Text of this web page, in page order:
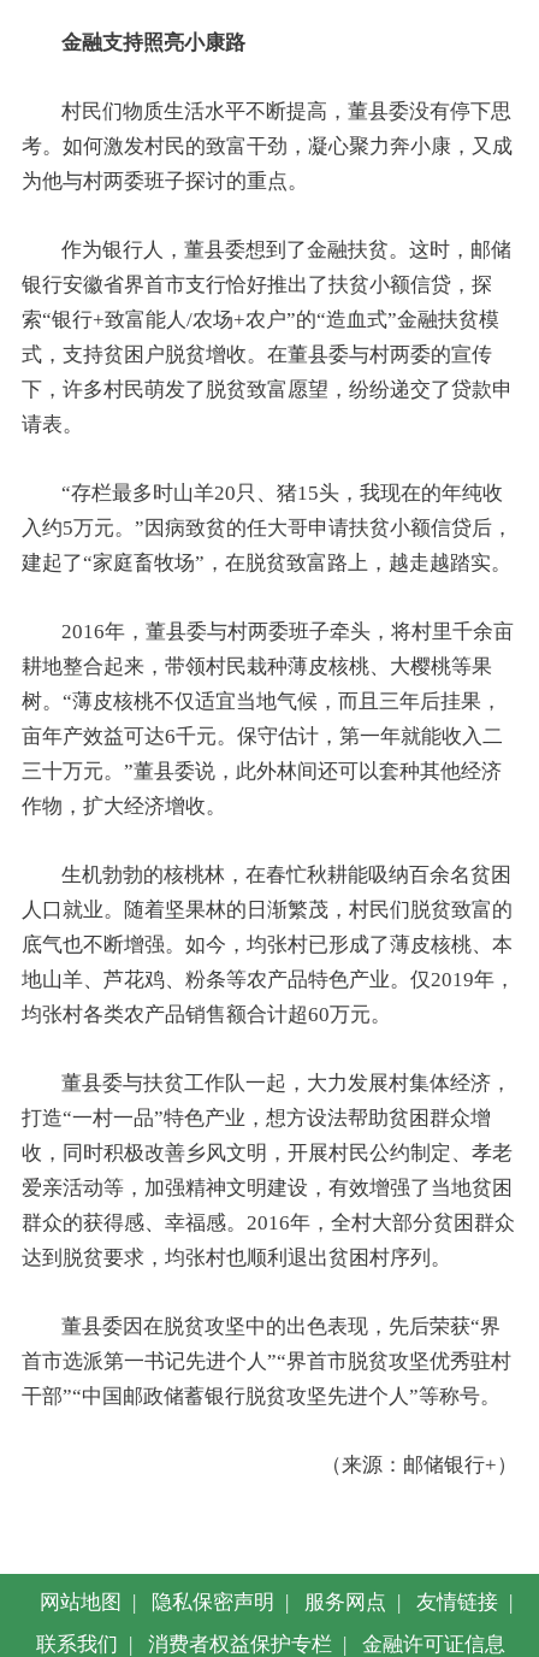
金融支持照亮小康路
村民们物质生活水平不断提高，董县委没有停下思
考。如何激发村民的致富干劲，凝心聚力奔小康，又成
为他与村两委班子探讨的重点。
作为银行人，董县委想到了金融扶贫。这时，邮储
银行安徽省界首市支行恰好推出了扶贫小额信贷，探
索“银行+致富能人/农场+农户”的“造血式”金融扶贫模
式，支持贫困户脱贫增收。在董县委与村两委的宣传
下，许多村民萌发了脱贫致富愿望，纷纷递交了贷款申
请表。
“存栏最多时山羊20只、猪15头，我现在的年纯收
入约5万元。”因病致贫的任大哥申请扶贫小额信贷后，
建起了“家庭畜牧场”，在脱贫致富路上，越走越踏实。
2016年，董县委与村两委班子牵头，将村里千余亩
耕地整合起来，带领村民栽种薄皮核桃、大樱桃等果
树。“薄皮核桃不仅适宜当地气候，而且三年后挂果，
亩年产效益可达6千元。保守估计，第一年就能收入二
三十万元。”董县委说，此外林间还可以套种其他经济
作物，扩大经济增收。
生机勃勃的核桃林，在春忙秋耕能吸纳百余名贫困
人口就业。随着坚果林的日渐繁茂，村民们脱贫致富的
底气也不断增强。如今，均张村已形成了薄皮核桃、本
地山羊、芦花鸡、粉条等农产品特色产业。仅2019年，
均张村各类农产品销售额合计超60万元。
董县委与扶贫工作队一起，大力发展村集体经济，
打造“一村一品”特色产业，想方设法帮助贫困群众增
收，同时积极改善乡风文明，开展村民公约制定、孝老
爱亲活动等，加强精神文明建设，有效增强了当地贫困
群众的获得感、幸福感。2016年，全村大部分贫困群众
达到脱贫要求，均张村也顺利退出贫困村序列。
董县委因在脱贫攻坚中的出色表现，先后荣获“界
首市选派第一书记先进个人”“界首市脱贫攻坚优秀驻村
干部”“中国邮政储蓄银行脱贫攻坚先进个人”等称号。
（来源：邮储银行+）
网站地图 | 隐私保密声明 | 服务网点 | 友情链接 |
联系我们 | 消费者权益保护专栏 | 金融许可证信息